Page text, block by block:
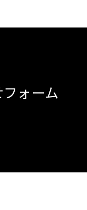
ォーム